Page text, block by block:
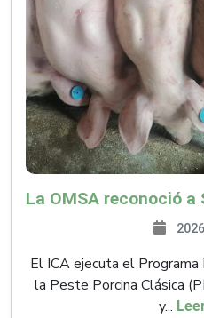
El ICA ejecuta el Programa
la Peste Porcina Clásica
y...